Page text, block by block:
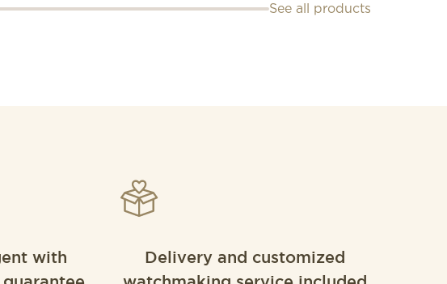
See all products
with
Delivery and customized